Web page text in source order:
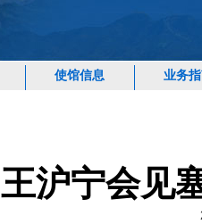
使馆信息 业务
王沪宁会见